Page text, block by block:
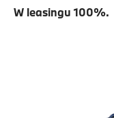
W leasingu 100%.